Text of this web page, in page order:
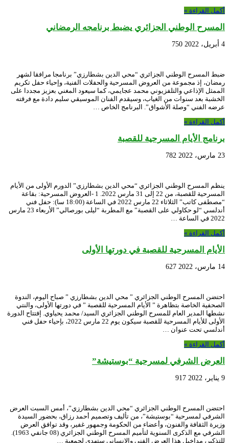
أكمل القراءة »
المسرح الوطني الجزائري يضبط برنامجه الرمضاني
4 أبريل، 2022 750
ضبط المسرح الوطني الجزائري “محي الدين بشطارزي” برنامجا مرافقا لشهر
رمضان، إذ مجموعة من العروض المسرحية والحفلات الفنية، وإحياء حفل تكريم
الممثل الإذاعي والتلفزيوني محمد عجايمي، كما سيعود المغني بعزيز مجددا على
الخشبة بعد سنوات من الغياب، وسيقدم الفنان الموسيقي سليم دادة مع فرقته
عرضه الفني “وصلة الأشواق”. البرنامج الخاص …
أكمل القراءة »
برنامج الأيام المسرحية للقصبة
23 مارس، 2022 782
ينظم المسرح الوطني الجزائري “محي الدين بشطارزي” الدورم الأولى من الأيام
المسرحية للقصبة، من 22 إلى 31 مارس 2022. 1 -العروض المسرحية: بقاعة
“مصطفى كاتب” الثلاثاء 22 مارس 2022 في الساعة (18:00 سا): حفل فني
أندلسي “لو حكاولي على القصبة” مع المطربة “ليلى بورصالي” الأربعاء 23 مارس
2022 في الساعة …
أكمل القراءة »
الأيام المسرحية للقصبة في دورتها الأولى
14 مارس، 2022 627
احتضن المسرح الوطني الجزائري ” محي الدين بشطارزي ” صباح اليوم، الندوة
الصحفية الخاصة بتظاهرة ” الأيام المسرحية للقصبة ” في دورتها الأولى، والنتي
نشطها المدير العام للمسرح الوطني الجزائري السيد/ محمد يحياوي. إفتتاح الدورة
الأولى للأيام المسرحية للقصبة سيكون يوم 22 مارس 2022، بإحياء حفل فني
أندلسي تحت عنوان …
أكمل القراءة »
العرض الشرفي لمسرحية “بوستيشة”
9 يناير، 2022 917
احتضن المسرح الوطني الجزائري “محي الدين بشطارزي”، أمس السبت العرض
الشرفي لمسرحية “بوستيشة”، من تأليف وتصميم أحمد رزاق، بحضور السيدة
وزيرة الثقافة والفنون، وأعضاء من الحكومة وجمهور غفير، وقد توافق العرض
الشرفي مع الذكرى السنوية لتأميم المسرح الوطني الجزائري (08 جانفي 1963).
للتذكير، مداخيل هذا العرض الفني والإنساني ستهدى لجمعية …